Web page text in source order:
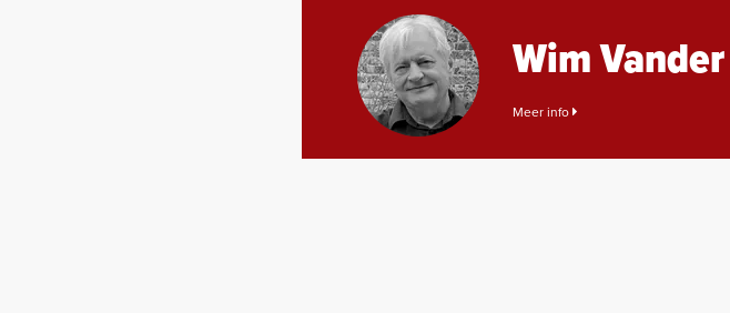
Wim
Meer info